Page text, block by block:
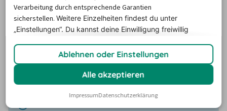
Unterkunft: Der billiger-mietwagen.de Abhol-Atlas zeigt
alle nahegelegenen Autovermietungen und
Landpartien…und mehr Flexibilität im Urlaub! Na, wo
soll der Roadtrip starten?
Verarbeitung durch entsprechende Garantien
sicherstellen.Weitere Einzelheiten findest du unter
„Einstellungen“. Du kannst deine Einwilligung freiwillig
Ablehnen oder Einstellungen
Alle akzeptieren
ImpressumDatenschutzerklärung